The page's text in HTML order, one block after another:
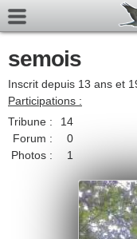
semois
Inscrit depuis 13 ans et
Participations :
Tribune :
14
Forum :
0
Photos :
1